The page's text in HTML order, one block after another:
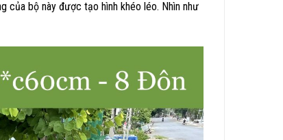
của bộ này được tạo hình khéo léo. Nhìn như